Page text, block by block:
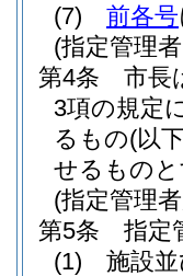
(7)
前各号
(指定管理
第4条
市長
3項の規定
るもの(以
せるもの
(指定管理
第5条
指定
(1)
施設